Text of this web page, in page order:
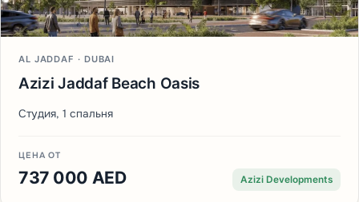
AL JADDAF · DUBAI
Azizi Jaddaf Beach Oasis
Студия, 1 спальня
ЦЕНА ОТ
737 000 AED Azizi Developments